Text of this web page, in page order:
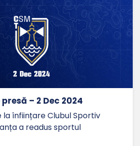
– 2 Dec 2024
la înființare Clubul Sportiv
a readus sportul